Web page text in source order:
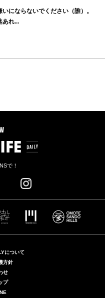
にならないでください（誰）。
あれ...
リガーは〈新カテゴリー
LIFE DAILYが共同企
医学博士）のトークイベ
。その第三弾が6月18日
として登場したのはコク
うに揺れる」イス「ing」
Differentの妙味とは？